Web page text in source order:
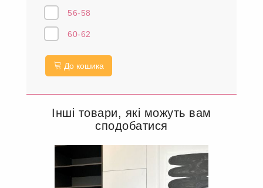
56-58
60-62
До кошика
Інші товари, які можуть вам
сподобатися